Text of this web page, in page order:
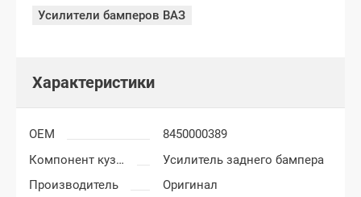
Усилители бамперов ВАЗ
Характеристики
OEM
8450000389
Компонент кузова
Усилитель заднего бампера
Производитель
Оригинал